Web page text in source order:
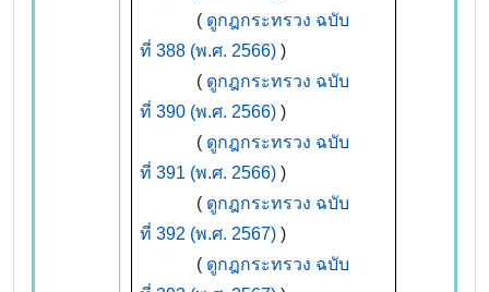
( ดูกฎกระทรวง ฉบับ
ที่ 388 (พ.ศ. 2566) )
( ดูกฎกระทรวง ฉบับ
ที่ 390 (พ.ศ. 2566) )
( ดูกฎกระทรวง ฉบับ
ที่ 391 (พ.ศ. 2566) )
( ดูกฎกระทรวง ฉบับ
ที่ 392 (พ.ศ. 2567) )
( ดูกฎกระทรวง ฉบับ